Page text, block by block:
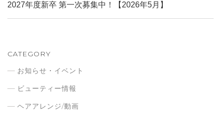
2027年度新卒 第一次募集中！【2026年5月】
CATEGORY
お知らせ・イベント
ビューティー情報
ヘアアレンジ/動画